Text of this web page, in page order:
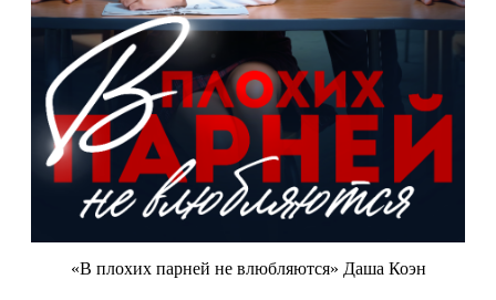
«В плохих парней не влюбляются» Даша Коэн